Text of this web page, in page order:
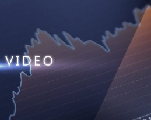
IDC機房出租
心理團服務(限